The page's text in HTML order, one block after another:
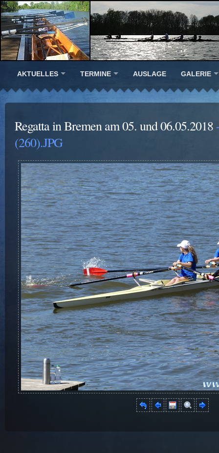
AKTUELLES TERMINE AUSLAGE GALERIE
Regatta in Bremen am 05. und 06.05.2018
(260).JPG